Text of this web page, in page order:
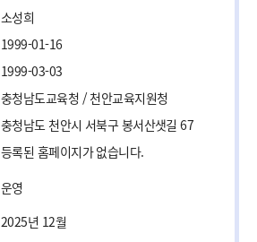
소성희
1999-01-16
1999-03-03
충청남도교육청 / 천안교육지원청
충청남도 천안시 서북구 봉서산샛길 67
등록된 홈페이지가 없습니다.
운영
2025년 12월